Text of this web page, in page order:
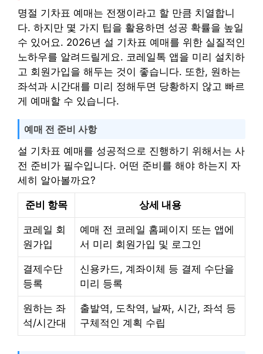
명절 기차표 예매는 전쟁이라고 할 만큼 치열합니
다. 하지만 몇 가지 팁을 활용하면 성공 확률을 높일
수 있어요. 2026년 설 기차표 예매를 위한 실질적인
노하우를 알려드릴게요. 코레일톡 앱을 미리 설치하
고 회원가입을 해두는 것이 좋습니다. 또한, 원하는
좌석과 시간대를 미리 정해두면 당황하지 않고 빠르
게 예매할 수 있습니다.
예매 전 준비 사항
설 기차표 예매를 성공적으로 진행하기 위해서는 사
전 준비가 필수입니다. 어떤 준비를 해야 하는지 자
세히 알아볼까요?
준비 항목 상세 내용
코레일 회
원가입
예매 전 코레일 홈페이지 또는 앱에
서 미리 회원가입 및 로그인
결제수단
등록
신용카드, 계좌이체 등 결제 수단을
미리 등록
원하는 좌
석/시간대
출발역, 도착역, 날짜, 시간, 좌석 등
구체적인 계획 수립